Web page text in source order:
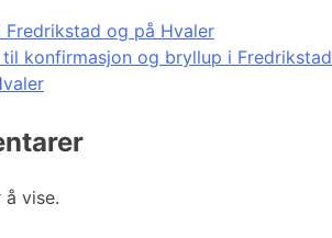
Fredrikstad og på Hvaler
til konfirmasjon og bryllup i Fredrikstad
å vise.